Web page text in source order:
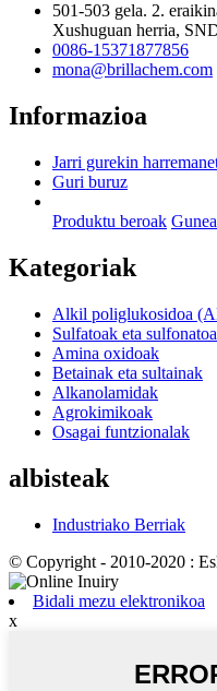
501-503 gela. 2.
Xushuguan herria,
0086-15371877856
mona@brillachem.com
Informazioa
Jarri gurekin
Guri buruz
Produktu beroak
Kategoriak
Alkil poliglukosidoa
Sulfatoak eta
Amina oxidoak
Betainak eta sultainak
Alkanolamidak
Agrokimikoak
Osagai funtzionalak
albisteak
Industriako Berriak
© Copyright - 2010-2020 :
Bidali mezu elektronikoa
x